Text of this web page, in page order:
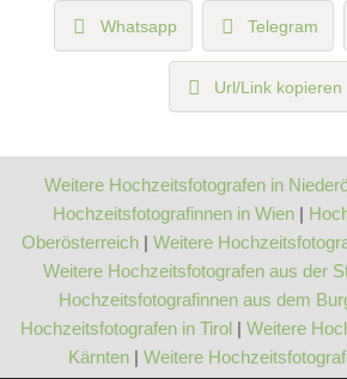
Whatsapp Telegram
Url/Link kopieren
Weitere Hochzeitsfotografen in
Hochzeitsfotografinnen in Wien |
Oberösterreich | Weitere
Weitere Hochzeitsfotografen aus der
Hochzeitsfotografinnen aus dem
Hochzeitsfotografen in Tirol | Weitere
Kärnten | Weitere